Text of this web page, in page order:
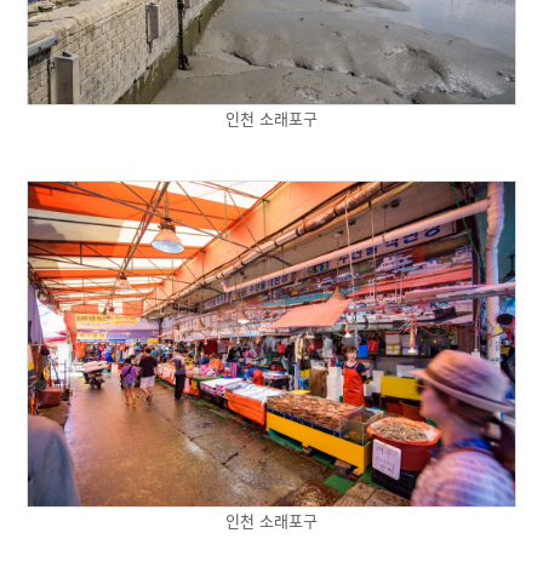
인천 소래포구
인천 소래포구